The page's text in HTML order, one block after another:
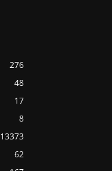
276
48
17
8
13373
62